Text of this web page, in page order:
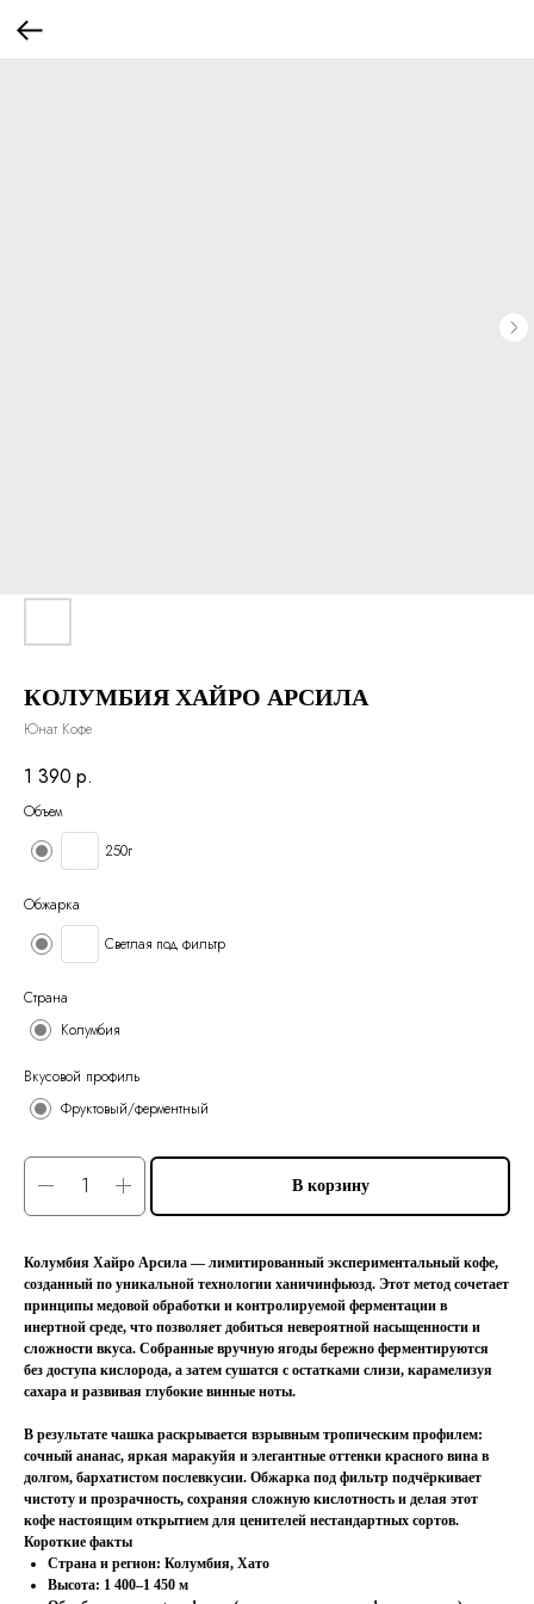
КОЛУМБИЯ ХАЙРО АРСИЛА
Юнат Кофе
1 390 р.
Объем
250г
Обжарка
Светлая под фильтр
Страна
Колумбия
Вкусовой профиль
Фруктовый/ферментный
В корзину
Колумбия Хайро Арсила — лимитированный экспериментальный кофе,
созданный по уникальной технологии ханичинфьюзд. Этот метод сочетает
принципы медовой обработки и контролируемой ферментации в
инертной среде, что позволяет добиться невероятной насыщенности и
сложности вкуса. Собранные вручную ягоды бережно ферментируются
без доступа кислорода, а затем сушатся с остатками слизи, карамелизуя
сахара и развивая глубокие винные ноты.
В результате чашка раскрывается взрывным тропическим профилем:
сочный ананас, яркая маракуйя и элегантные оттенки красного вина в
долгом, бархатистом послевкусии. Обжарка под фильтр подчёркивает
чистоту и прозрачность, сохраняя сложную кислотность и делая этот
кофе настоящим открытием для ценителей нестандартных сортов.
Короткие факты
Страна и регион: Колумбия, Хато
Высота: 1 400–1 450 м